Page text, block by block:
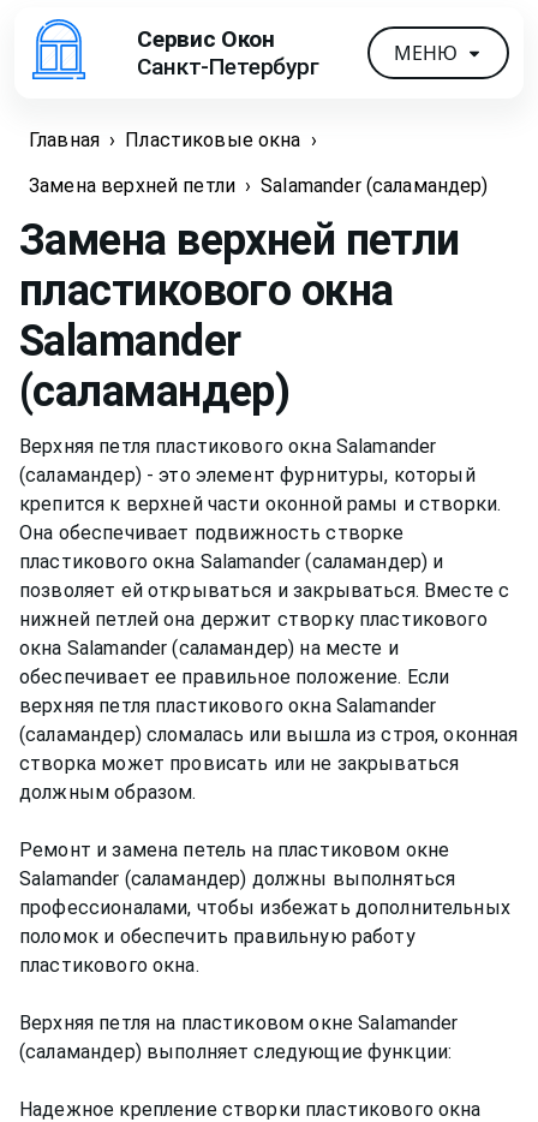
Сервис Окон
Санкт-Петербург
МЕНЮ
Главная › Пластиковые окна ›
Замена верхней петли › Salamander (саламандер)
Замена верхней петли
пластикового окна
Salamander
(саламандер)
Верхняя петля пластикового окна Salamander
(саламандер) - это элемент фурнитуры, который
крепится к верхней части оконной рамы и створки.
Она обеспечивает подвижность створке
пластикового окна Salamander (саламандер) и
позволяет ей открываться и закрываться. Вместе с
нижней петлей она держит створку пластикового
окна Salamander (саламандер) на месте и
обеспечивает ее правильное положение. Если
верхняя петля пластикового окна Salamander
(саламандер) сломалась или вышла из строя, оконная
створка может провисать или не закрываться
должным образом.
Ремонт и замена петель на пластиковом окне
Salamander (саламандер) должны выполняться
профессионалами, чтобы избежать дополнительных
поломок и обеспечить правильную работу
пластикового окна.
Верхняя петля на пластиковом окне Salamander
(саламандер) выполняет следующие функции:
Надежное крепление створки пластикового окна